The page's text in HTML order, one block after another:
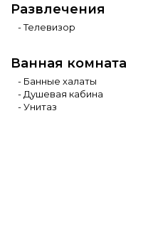
Развлечения
- Телевизор
Ванная комната
- Банные халаты
- Душевая кабина
- Унитаз